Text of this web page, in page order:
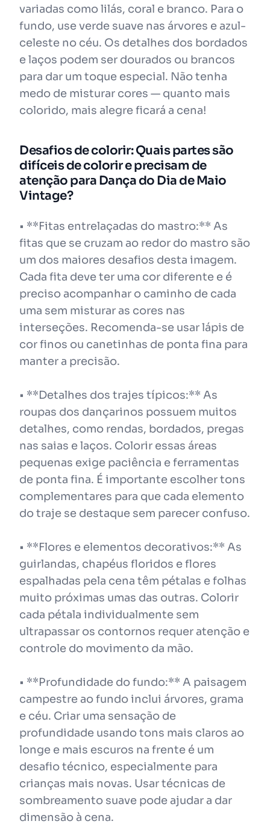
variadas como lilás, coral e branco. Para o
fundo, use verde suave nas árvores e azul-
celeste no céu. Os detalhes dos bordados
e laços podem ser dourados ou brancos
para dar um toque especial. Não tenha
medo de misturar cores — quanto mais
colorido, mais alegre ficará a cena!
Desafios de colorir: Quais partes são
difíceis de colorir e precisam de
atenção para Dança do Dia de Maio
Vintage?
• **Fitas entrelaçadas do mastro:** As
fitas que se cruzam ao redor do mastro são
um dos maiores desafios desta imagem.
Cada fita deve ter uma cor diferente e é
preciso acompanhar o caminho de cada
uma sem misturar as cores nas
interseções. Recomenda-se usar lápis de
cor finos ou canetinhas de ponta fina para
manter a precisão.
• **Detalhes dos trajes típicos:** As
roupas dos dançarinos possuem muitos
detalhes, como rendas, bordados, pregas
nas saias e laços. Colorir essas áreas
pequenas exige paciência e ferramentas
de ponta fina. É importante escolher tons
complementares para que cada elemento
do traje se destaque sem parecer confuso.
• **Flores e elementos decorativos:** As
guirlandas, chapéus floridos e flores
espalhadas pela cena têm pétalas e folhas
muito próximas umas das outras. Colorir
cada pétala individualmente sem
ultrapassar os contornos requer atenção e
controle do movimento da mão.
• **Profundidade do fundo:** A paisagem
campestre ao fundo inclui árvores, grama
e céu. Criar uma sensação de
profundidade usando tons mais claros ao
longe e mais escuros na frente é um
desafio técnico, especialmente para
crianças mais novas. Usar técnicas de
sombreamento suave pode ajudar a dar
dimensão à cena.